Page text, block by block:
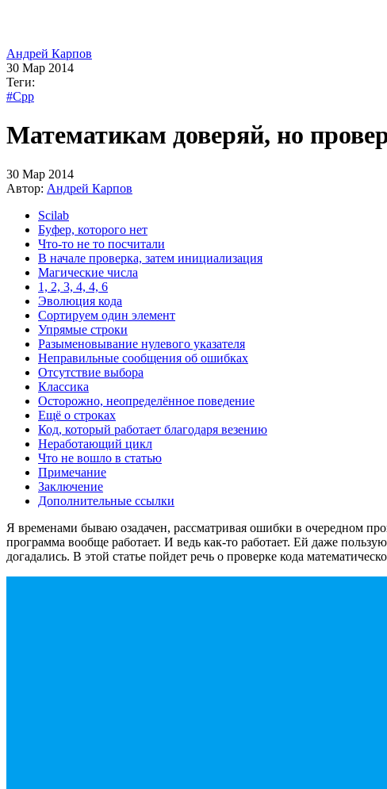
Андрей Карпов
30 Мар 2014
Теги:
#Cpp
Математикам доверяй, но
30 Мар 2014
Автор: Андрей Карпов
Scilab
Буфер, которого нет
Что-то не то посчитали
В начале проверка, затем инициализация
Магические числа
1, 2, 3, 4, 4, 6
Эволюция кода
Сортируем один элемент
Упрямые строки
Разыменовывание нулевого указателя
Неправильные сообщения об ошибках
Отсутствие выбора
Классика
Осторожно, неопределённое поведение
Ещё о строках
Код, который работает благодаря везению
Неработающий цикл
Что не вошло в статью
Примечание
Заключение
Дополнительные ссылки
Я временами бываю озадачен, рассматривая ошибки в очередном
программа вообще работает. И ведь как-то работает. Ей даже
догадались. В этой статье пойдет речь о проверке кода